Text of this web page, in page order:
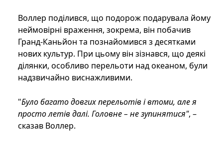
Воллер поділився, що подорож подарувала йому
неймовірні враження, зокрема, він побачив
Гранд-Каньйон та познайомився з десятками
нових культур. При цьому він зізнався, що деякі
ділянки, особливо перельоти над океаном, були
надзвичайно виснажливими.
"Було багато довгих перельотів і втоми, але я
просто летів далі. Головне – не зупинятися", –
сказав Воллер.